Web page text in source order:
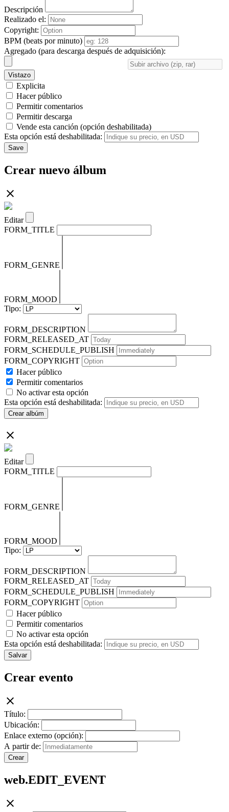
Descripción
Realizado el:
Copyright:
BPM (beats por minuto)
Agregado (para descarga después de adquisición):
Vistazo
Explicita
Hacer público
Permitir comentarios
Permitir descarga
Vende esta canción (opción deshabilitada)
Esta opción está deshabilitada:
Save
Crear nuevo álbum
Editar
FORM_TITLE
FORM_GENRE
FORM_MOOD
Tipo:
FORM_DESCRIPTION
FORM_RELEASED_AT
FORM_SCHEDULE_PUBLISH
FORM_COPYRIGHT
Hacer público
Permitir comentarios
No activar esta opción
Esta opción está deshabilitada:
Crear albúm
Editar
FORM_TITLE
FORM_GENRE
FORM_MOOD
Tipo:
FORM_DESCRIPTION
FORM_RELEASED_AT
FORM_SCHEDULE_PUBLISH
FORM_COPYRIGHT
Hacer público
Permitir comentarios
No activar esta opción
Esta opción está deshabilitada:
Salvar
Crear evento
Título:
Ubicación:
Enlace externo (opción):
A partir de:
Crear
web.EDIT_EVENT